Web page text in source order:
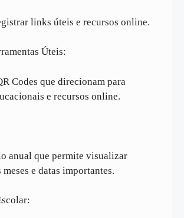
links úteis e recursos online.
Úteis:
Codes que direcionam para
e recursos online.
anual que permite visualizar
e datas importantes.